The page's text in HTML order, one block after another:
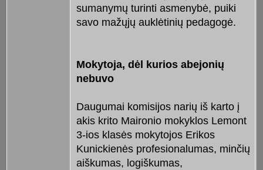
sumanymų turinti asmenybė, puiki
savo mažųjų auklėtinių pedagogė.
Mokytoja, dėl kurios abejonių
nebuvo
Daugumai komisijos narių iš karto į
akis krito Maironio mokyklos Lemont
3-ios klasės mokytojos Erikos
Kunickienės profesionalumas, minčių
aiškumas, logiškumas,